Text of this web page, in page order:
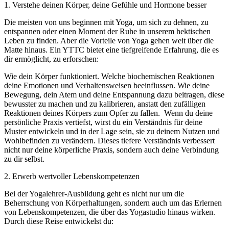
1. Verstehe deinen Körper, deine Gefühle und Hormone besser
Die meisten von uns beginnen mit Yoga, um sich zu dehnen, zu
entspannen oder einen Moment der Ruhe in unserem hektischen
Leben zu finden. Aber die Vorteile von Yoga gehen weit über die
Matte hinaus. Ein YTTC bietet eine tiefgreifende Erfahrung, die es
dir ermöglicht, zu erforschen:
Wie dein Körper funktioniert. Welche biochemischen Reaktionen
deine Emotionen und Verhaltensweisen beeinflussen. Wie deine
Bewegung, dein Atem und deine Entspannung dazu beitragen, diese
bewusster zu machen und zu kalibrieren, anstatt den zufälligen
Reaktionen deines Körpers zum Opfer zu fallen. Wenn du deine
persönliche Praxis vertiefst, wirst du ein Verständnis für deine
Muster entwickeln und in der Lage sein, sie zu deinem Nutzen und
Wohlbefinden zu verändern. Dieses tiefere Verständnis verbessert
nicht nur deine körperliche Praxis, sondern auch deine Verbindung
zu dir selbst.
2. Erwerb wertvoller Lebenskompetenzen
Bei der Yogalehrer-Ausbildung geht es nicht nur um die
Beherrschung von Körperhaltungen, sondern auch um das Erlernen
von Lebenskompetenzen, die über das Yogastudio hinaus wirken.
Durch diese Reise entwickelst du: